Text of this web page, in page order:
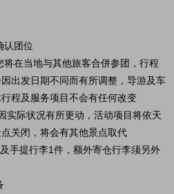
认团位
在当地与其他旅客合併参团，行程
出发日期不同而有所调整，导游及车
程及服务项目不会有任何改变
际状况有所更动，活动项目将依天
关闭，将会有其他景点取代
手提行李1件，额外寄仓行李须另外